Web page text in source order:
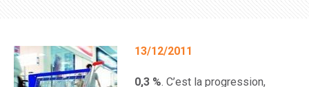
13/12/2011
0,3 %. C’est la progression,